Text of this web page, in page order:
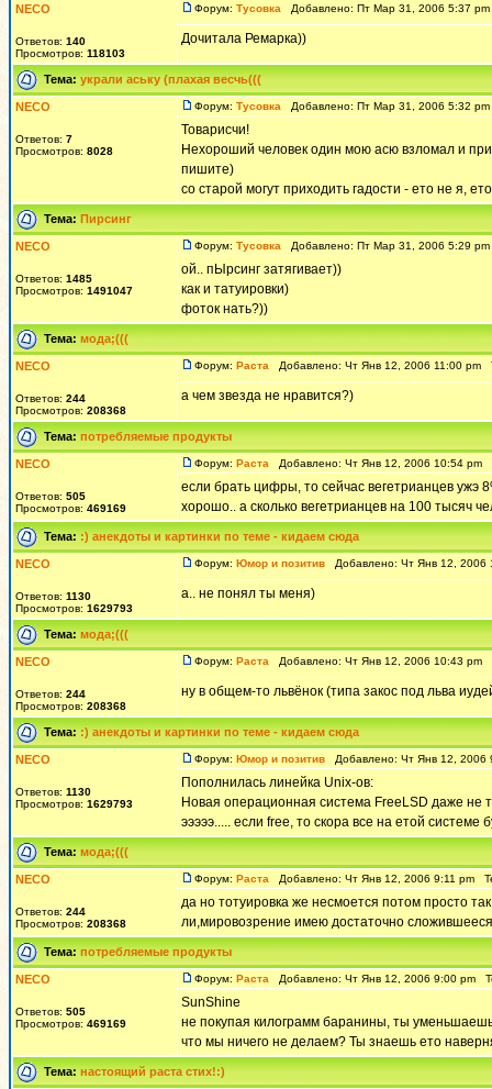
NECO
Ответов: 140
Просмотров: 118103
Форум: Тусовка Добавлено: Пт Мар 31, 2006 5:37
Дочитала Ремарка))
Тема: украли аську (плахая весчь(((
NECO
Ответов: 7
Просмотров: 8028
Форум: Тусовка Добавлено: Пт Мар 31, 2006 5:32
Товарисчи!
Нехороший человек один мою асю взломал и
пишите)
со старой могут приходить гадости - ето не я,
Тема: Пирсинг
NECO
Ответов: 1485
Просмотров: 1491047
Форум: Тусовка Добавлено: Пт Мар 31, 2006 5:29
ой.. пЫрсинг затягивает))
как и татуировки)
фоток нать?))
Тема: мода;(((
NECO
Ответов: 244
Просмотров: 208368
Форум: Раста Добавлено: Чт Янв 12, 2006 11:00 pm
а чем звезда не нравится?)
Тема: потребляемые продукты
NECO
Ответов: 505
Просмотров: 469169
Форум: Раста Добавлено: Чт Янв 12, 2006 10:54
если брать цифры, то сейчас вегетрианцев ужэ
хорошо.. а сколько вегетрианцев на 100 тысяч
Тема: :) анекдоты и картинки по теме - кидаем сюда
NECO
Ответов: 1130
Просмотров: 1629793
Форум: Юмор и позитив Добавлено: Чт Янв 12,
а.. не понял ты меня)
Тема: мода;(((
NECO
Ответов: 244
Просмотров: 208368
Форум: Раста Добавлено: Чт Янв 12, 2006 10:43
ну в общем-то львёнок (типа закос под льва
Тема: :) анекдоты и картинки по теме - кидаем сюда
NECO
Ответов: 1130
Просмотров: 1629793
Форум: Юмор и позитив Добавлено: Чт Янв 12,
Пополнилась линейка Unix-ов:
Hовая операционная система FreeLSD даже не
эээээ..... если free, то скора все на етой системе
Тема: мода;(((
NECO
Ответов: 244
Просмотров: 208368
Форум: Раста Добавлено: Чт Янв 12, 2006 9:11 pm
да но тотуировка же несмоется потом просто
ли,мировозрение имею достаточно
Тема: потребляемые продукты
NECO
Ответов: 505
Просмотров: 469169
Форум: Раста Добавлено: Чт Янв 12, 2006 9:00 pm
SunShine
не покупая килограмм баранины, ты
что мы ничего не делаем? Ты знаешь ето
Тема: настоящий раста стих!:)